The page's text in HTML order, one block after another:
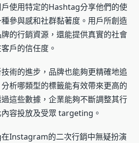
使用特定的Hashtag分享他們的使
參與感和社群黏著度。用戶所創造
的行銷資源，還能提供真實的社會
戶的信任度。
術的進步，品牌也能夠更精確地追
析哪類型的標籤能有效帶來更高的
這些數據，企業能夠不斷調整其行
容投放及受眾 targeting。
Instagram的二次行銷中無疑扮演